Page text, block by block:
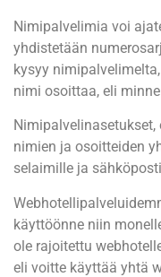
Nimipalvelimia voi
yhdistetään
kysyy
nimi osoittaa, eli
nimien ja osoitteiden
selaimille ja
käyttöönne niin
ole rajoitettu
eli voitte käyttää yhtä